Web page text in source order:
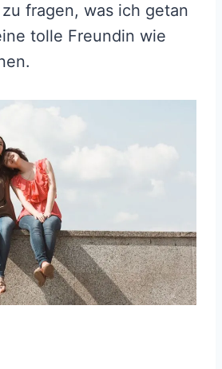
fragen, was ich getan
tolle Freundin wie